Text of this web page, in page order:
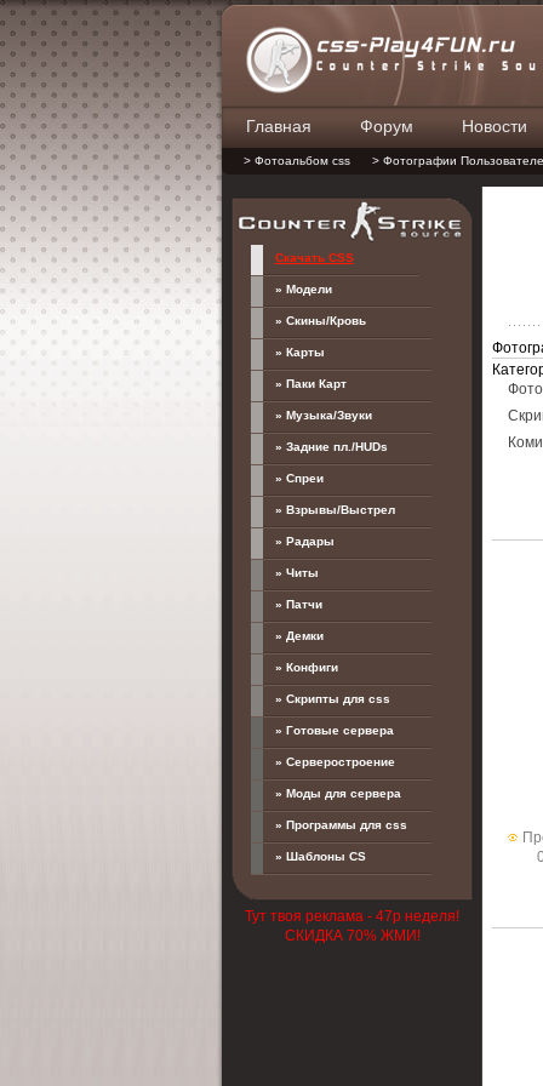
Главная Форум Новости
> Фотоальбом css > Фотографии
Скачать CSS
» Модели
» Скины/Кровь
» Карты
» Паки Карт
» Музыка/Звуки
» Задние пл./HUDs
» Спреи
» Взрывы/Выстрел
» Радары
» Читы
» Патчи
» Демки
» Конфиги
» Скрипты для css
» Готовые сервера
» Серверостроение
» Моды для сервера
» Программы для css
» Шаблоны CS
Тут твоя реклама - 47р неделя!
СКИДКА 70% ЖМИ!